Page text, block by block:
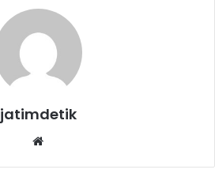
jatimdetik